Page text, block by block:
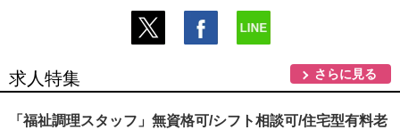
求人特集 さらに見る
「福祉調理スタッフ」無資格可/シフト相談可/住宅型有料老